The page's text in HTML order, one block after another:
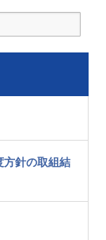
方針の取組結